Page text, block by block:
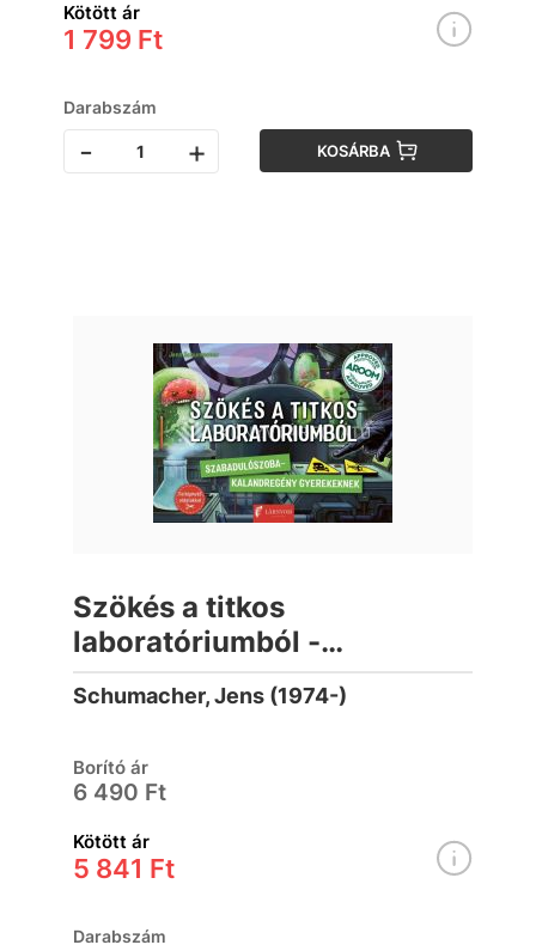
Kötött ár
1 799 Ft
Darabszám
- + KOSÁRBA
Szökés a titkos
laboratóriumból -
Szabadulószoba -
kalandregény gyerekeknek
Schumacher, Jens (1974-)
Borító ár
6 490 Ft
Kötött ár
5 841 Ft
Darabszám